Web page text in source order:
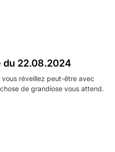
du 22.08.2024
vous réveillez peut-être avec
de grandiose vous attend.